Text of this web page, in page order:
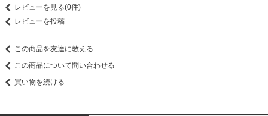
レビューを見る(0件)
レビューを投稿
この商品を友達に教える
この商品について問い合わせる
買い物を続ける